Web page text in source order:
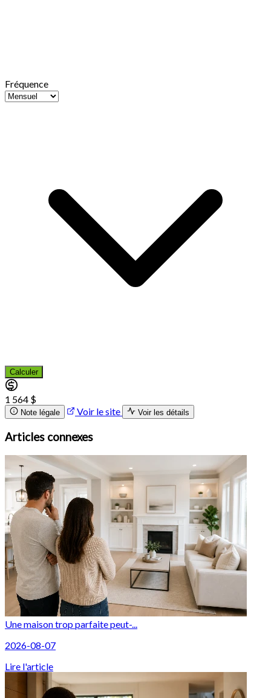
Fréquence
Calculer
1 564 $
Note légale Voir le site Voir les détails
Articles connexes
Une maison trop parfaite peut-...
2026-08-07
Lire l'article